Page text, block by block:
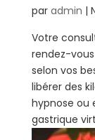
par admin |
Votre
rendez-
selon vos
libérer des
hypnose ou
gastrique